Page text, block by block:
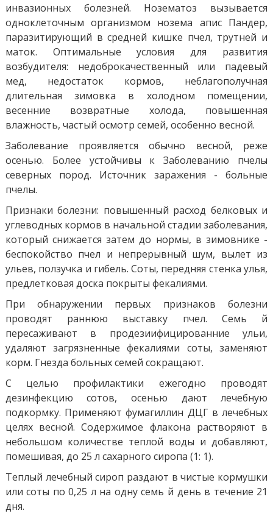
инвазионных болезней. Нозематоз вызывается
одноклеточным организмом нозема апис Пандер,
паразитирующий в средней кишке пчел, трутней и
маток. Оптимальные условия для развития
возбудителя: недоброкачественный или падевый
мед, недостаток кормов, неблагополучная
длительная зимовка в холодном помещении,
весенние возвратные холода, повышенная
влажность, частый осмотр семей, особенно весной.
Заболевание проявляется обычно весной, реже
осенью. Более устойчивы к Заболеванию пчелы
северных пород. Источник заражения - больные
пчелы.
Признаки болезни: повышенный расход белковых и
углеводных кормов в начальной стадии заболевания,
который снижается затем до нормы, в зимовнике -
беспокойство пчел и непрерывный шум, вылет из
ульев, ползучка и гибель. Соты, передняя стенка улья,
предлетковая доска покрыты фекалиями.
При обнаружении первых признаков болезни
проводят раннюю выставку пчел. Семь й
пересаживают в продезиифицированние ульи,
удаляют загрязненные фекалиями соты, заменяют
корм. Гнезда больных семей сокращают.
С целью профилактики ежегодно проводят
дезинфекцию сотов, осенью дают лечебную
подкормку. Применяют фумагиллин ДЦГ в лечебных
целях весной. Содержимое флакона растворяют в
небольшом количестве теплой воды и добавляют,
помешивая, до 25 л сахарного сиропа (1: 1).
Теплый лечебный сироп раздают в чистые кормушки
или соты по 0,25 л на одну семь й день в течение 21
дня.